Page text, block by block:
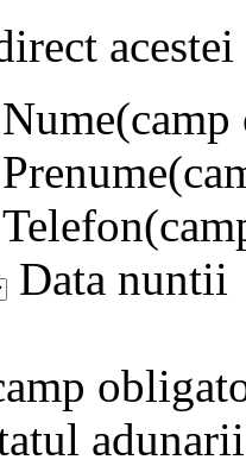
Data nuntii
adunarii